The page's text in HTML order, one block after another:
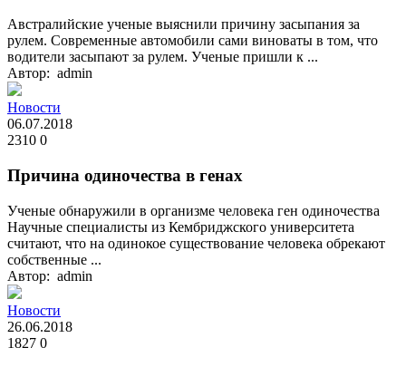
Австралийские ученые выяснили причину засыпания за
рулем. Современные автомобили сами виноваты в том, что
водители засыпают за рулем. Ученые пришли к ...
Автор: admin
Новости
06.07.2018
2310 0
Причина одиночества в генах
Ученые обнаружили в организме человека ген одиночества
Научные специалисты из Кембриджского университета
считают, что на одинокое существование человека обрекают
собственные ...
Автор: admin
Новости
26.06.2018
1827 0